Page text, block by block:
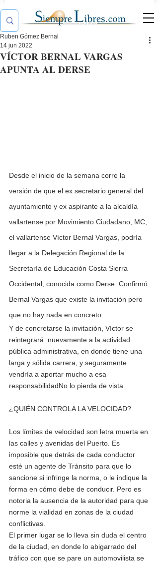
VÍCTOR BERNAL VARGAS
APUNTA AL DERSE
Ruben Gómez Bernal
14 jun 2022
Desde el inicio de la semana corre la
versión de que el ex secretario general del
ayuntamiento y ex aspirante a la alcaldía
vallartense por Movimiento Ciudadano, MC,
el vallartense Víctor Bernal Vargas, podría
llegar a la Delegación Regional de la
Secretaría de Educación Costa Sierra
Occidental, conocida como Derse. Confirmó
Bernal Vargas que existe la invitación pero
que no hay nada en concreto.
Y de concretarse la invitación, Víctor se
reintegrará  nuevamente a la actividad
pública administrativa, en donde tiene una
larga y sólida carrera, y seguramente
vendría a aportar mucho a esa
responsabilidadNo lo pierda de vista.
¿QUIÉN CONTROLA LA VELOCIDAD?
Los límites de velocidad son letra muerta en
las calles y avenidas del Puerto. Es
imposible que detrás de cada conductor
esté un agente de Tránsito para que lo
sancione si infringe la norma, o le indique la
forma en cómo debe de conducir. Pero es
notoria la ausencia de la autoridad para que
norme la vialidad en zonas de la ciudad
conflictivas.
El primer lugar se lo lleva sin duda el centro
de la ciudad, en donde lo abigarrado del
tráfico con que se pare un automovilista se